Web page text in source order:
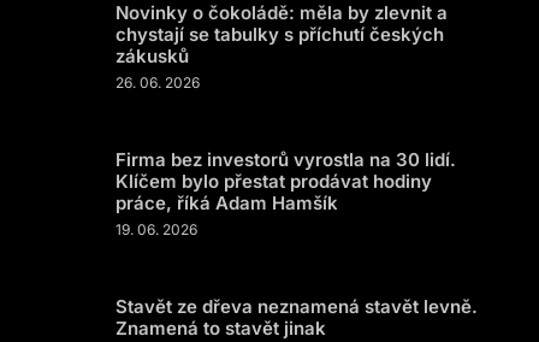
Novinky o čokoládě: měla by zlevnit a
chystají se tabulky s příchutí českých
zákusků
26. 06. 2026
Firma bez investorů vyrostla na 30 lidí.
Klíčem bylo přestat prodávat hodiny
práce, říká Adam Hamšík
19. 06. 2026
Stavět ze dřeva neznamená stavět levně.
Znamená to stavět jinak